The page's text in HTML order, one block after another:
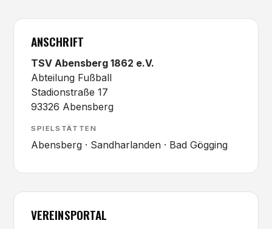
ANSCHRIFT
TSV Abensberg 1862 e.V.
Abteilung Fußball
Stadionstraße 17
93326 Abensberg
SPIELSTÄTTEN
Abensberg · Sandharlanden · Bad Gögging
VEREINSPORTAL